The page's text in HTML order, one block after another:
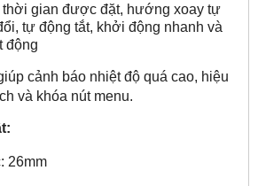
thời gian được đặt, hướng xoay tự
tự động tắt, khởi động nhanh và
động
cảnh báo nhiệt độ quá cao, hiệu
và khóa nút menu.
26mm